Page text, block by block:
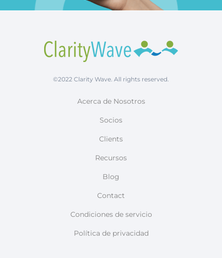
Acerca de Nosotros
Socios
Clients
Recursos
Blog
Contact
Condiciones de servicio
Política de privacidad
©2022 Clarity Wave. All rights reserved.